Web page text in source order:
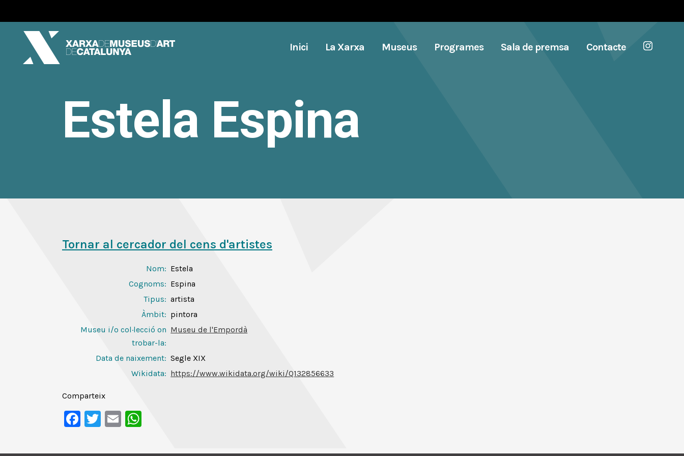
Inici La Xarxa Museus Programes Sala de premsa Contacte
Estela Espina
Tornar al cercador del cens d'artistes
Nom: Estela
Cognoms: Espina
Tipus: artista
Àmbit: pintora
Museu i/o col·lecció on
trobar-la:
Museu de l'Empordà
Data de naixement: Segle XIX
Wikidata: https://www.wikidata.org/wiki/Q132856633
Comparteix
Facebook
Twitter
Email